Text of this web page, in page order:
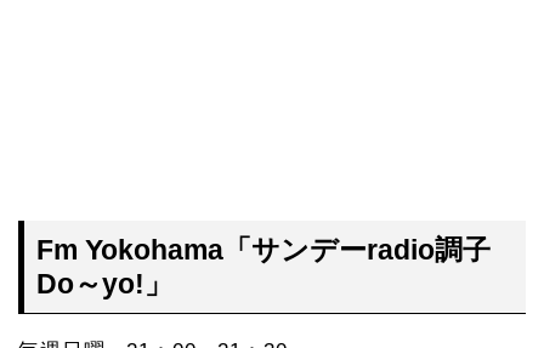
Fm Yokohama「サンデーradio調子
Do～yo!」